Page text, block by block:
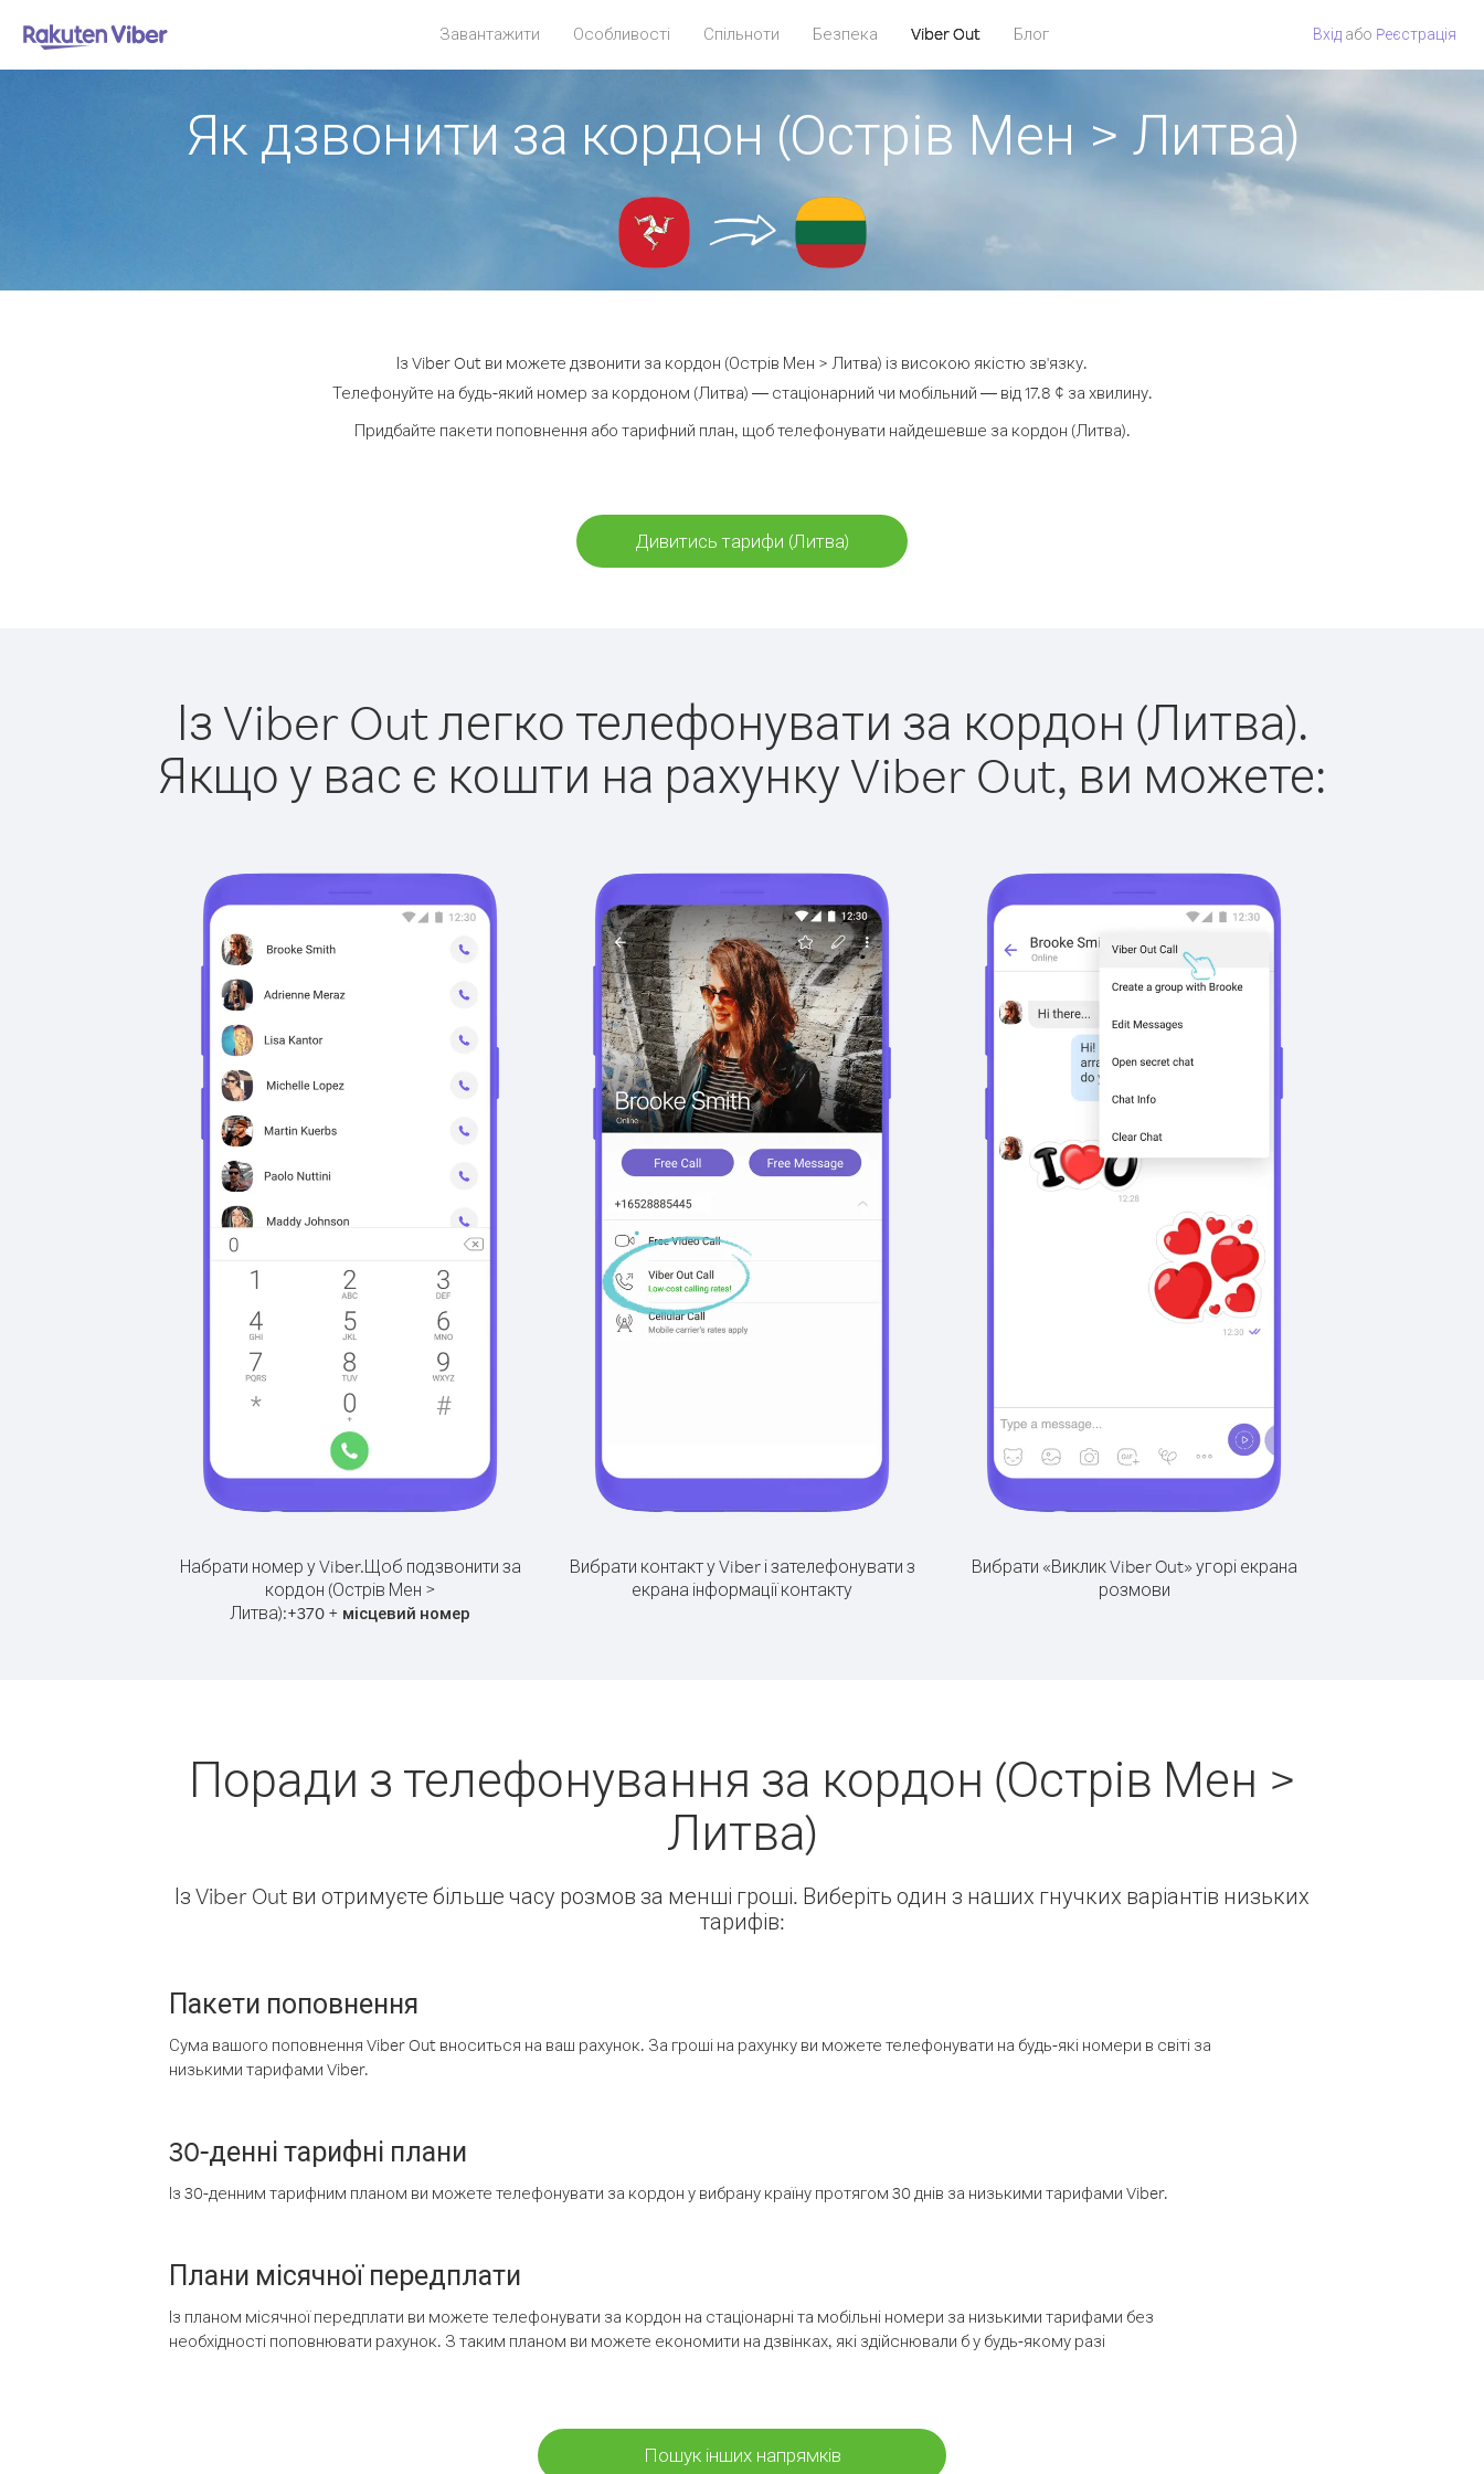
Завантажити Особливості Спільноти Безпека Viber Out Блог Вхід або Pеєстрація
Як дзвонити за кордон (Острів Мен > Литва)
Із Viber Out ви можете дзвонити за кордон (Острів Мен > Литва) із високою якістю зв'язку.
Телефонуйте на будь-який номер за кордоном (Литва) — стаціонарний чи мобільний — від 17.8 ¢ за хвилину.
Придбайте пакети поповнення або тарифний план, щоб телефонувати найдешевше за кордон (Литва).
Дивитись тарифи (Литва)
Із Viber Out легко телефонувати за кордон (Литва).
Якщо у вас є кошти на рахунку Viber Out, ви можете:
Набрати номер у Viber.Щоб подзвонити за
кордон (Острів Мен >
Литва):+370 + місцевий номер
Вибрати контакт у Viber і зателефонувати з
екрана інформації контакту
Вибрати «Виклик Viber Out» угорі екрана
розмови
Поради з телефонування за кордон (Острів Мен >
Литва)
Із Viber Out ви отримуєте більше часу розмов за менші гроші. Виберіть один з наших гнучких варіантів низьких
тарифів:
Пакети поповнення
Сума вашого поповнення Viber Out вноситься на ваш рахунок. За гроші на рахунку ви можете телефонувати на будь-які номери в світі за
низькими тарифами Viber.
30-денні тарифні плани
Із 30-денним тарифним планом ви можете телефонувати за кордон у вибрану країну протягом 30 днів за низькими тарифами Viber.
Плани місячної передплати
Із планом місячної передплати ви можете телефонувати за кордон на стаціонарні та мобільні номери за низькими тарифами без
необхідності поповнювати рахунок. З таким планом ви можете економити на дзвінках, які здійснювали б у будь-якому разі
Пошук інших напрямків